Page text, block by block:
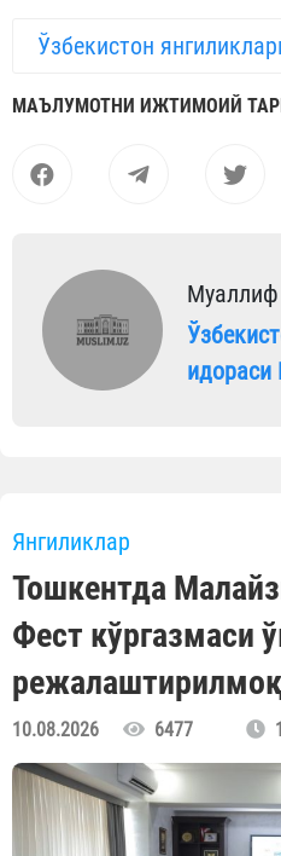
Ўзбекистон
МАЪЛУМОТНИ ИЖТИМОИЙ
Муаллиф
идораси
Янгиликлар
Тошкентда
Фест кўргазмаси
10.08.2026 6477